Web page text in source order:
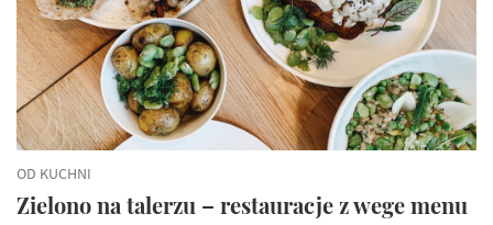
OD KUCHNI
Zielono na talerzu – restauracje z wege menu